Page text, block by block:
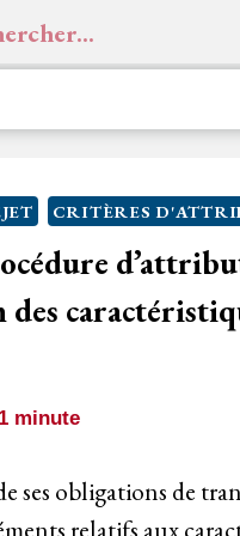
:
CRITÈRES
1 minute
ses obligations de
relatifs aux